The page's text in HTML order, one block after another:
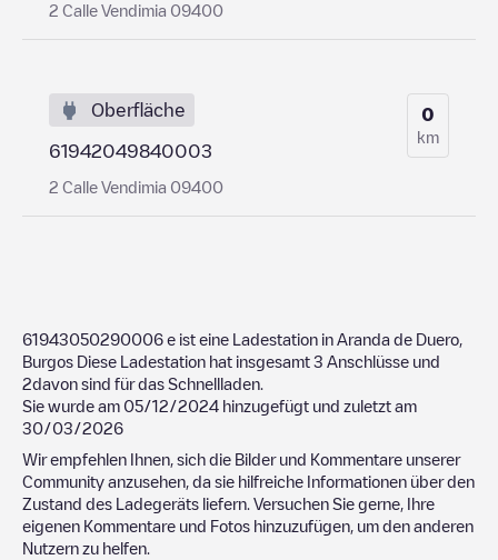
2 Calle Vendimia 09400
Oberfläche
61942049840003
2 Calle Vendimia 09400
0
km
61943050290006 e ist eine Ladestation in Aranda de Duero
Burgos Diese Ladestation hat insgesamt 3 Anschlüsse und
2davon sind für das Schnellladen.
Sie wurde am 05/12/2024 hinzugefügt und zuletzt am
30/03/2026
Wir empfehlen Ihnen, sich die Bilder und Kommentare unserer
Community anzusehen, da sie hilfreiche Informationen über den
Zustand des Ladegeräts liefern. Versuchen Sie gerne, Ihre
eigenen Kommentare und Fotos hinzuzufügen, um den anderen
Nutzern zu helfen.